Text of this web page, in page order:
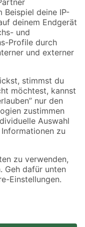
Angebote sind unter
Verfügbarkeiten beziehen
Alle Angebote und
mit Speditionsversand, hier